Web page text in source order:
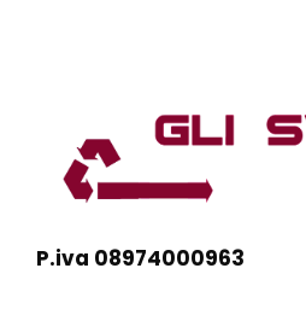
P.iva 08974000963